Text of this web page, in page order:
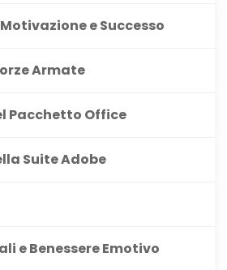
e Successo
Armate
Pacchetto Office
Suite Adobe
e Benessere Emotivo